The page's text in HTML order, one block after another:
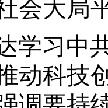
学习中
动科技